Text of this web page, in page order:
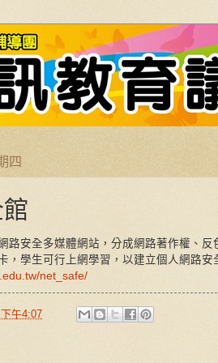
四
路安全多媒體網站，分成網路著作權、
，學生可行上網學習，以建立個人網路安
net_safe/
下午4:07